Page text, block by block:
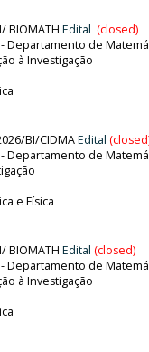
BIOMATH Edital (closed)
Departamento de
à Investigação
BI/CIDMAEdital
Departamento de
e Física
BIOMATH Edital (closed)
Departamento de
à Investigação